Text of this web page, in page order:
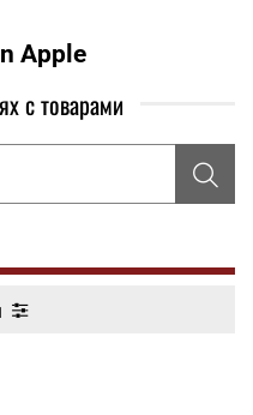
Apple
с товарами